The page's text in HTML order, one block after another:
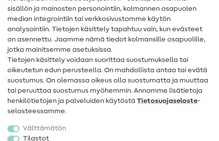
Apua ja yhteystiedot
Yhteystiedot
Tietoa omistajanvaihdoksesta
FAQ
Peruutusoikeus
Suosittu
Kankaat
sisällön ja mainosten personointiin, kolmannen osapuolen
median integrointiin tai verkkosivustomme käytön
analysointiin. Tietojen käsittely tapahtuu vain, kun evästeet
on asennettu. Jaamme nämä tiedot kolmansille osapuolille,
jotka mainitsemme asetuksissa.
Tietojen käsittely voidaan suorittaa suostumuksella tai
oikeutetun edun perusteella. On mahdollista antaa tai evätä
suostumus. On olemassa oikeus olla suostumatta ja muuttaa
tai peruuttaa suostumus myöhemmin. Annamme lisätietoja
henkilötietojen ja palveluiden käytöstä Tietosuojaseloste-
selosteessamme.
Välttämätön
Tilastot